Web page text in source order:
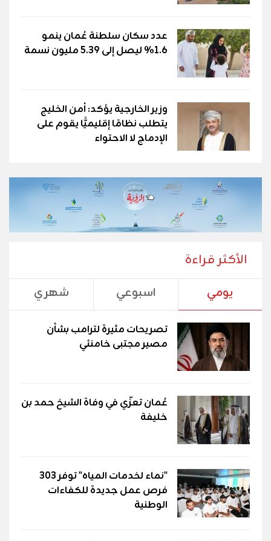
عدد سكان سلطنة عُمان ينمو
1.6% ليصل إلى 5.39 مليون نسمة
وزير الخارجية يؤكد: أمن الخليج
يتطلب نظامًا إقليميًّا يقوم على
الإدماج لا الاحتواء
الأكثر قراءة
يومي اسبوعي شهري
تصريحات مثيرة لترامب بشأن
مصير مجتبى خامنئي
عُمان تعزّي في وفاة الشيخ حمد بن
خليفة
"نماء لخدمات المياه" توفر 303
فرص عمل جديدة للكفاءات
الوطنية